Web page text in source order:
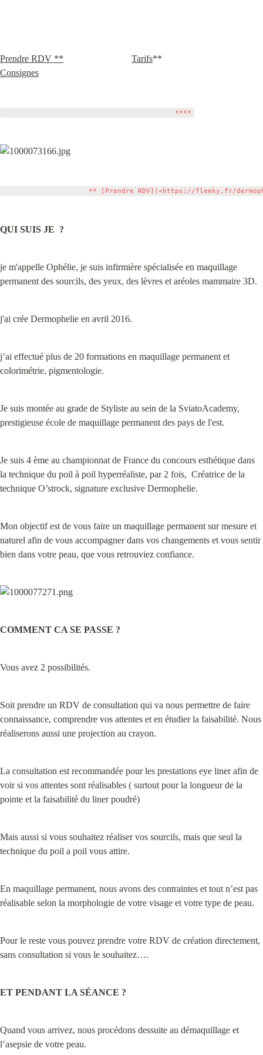
Prendre RDV ** Tarifs
Consignes
QUI SUIS JE  ?
je m'appelle Ophélie, je suis infirmière spécialisée en maquillage
permanent des sourcils, des yeux, des lèvres et aréoles mammaire 3D.
j'ai crée Dermophelie en avril 2016.
j’ai effectué plus de 20 formations en maquillage permanent et
colorimétrie, pigmentologie.
Je suis montée au grade de Styliste au sein de la SviatoAcademy,
prestigieuse école de maquillage permanent des pays de l'est.
Je suis 4 ème au championnat de France du concours esthétique dans
la technique du poil à poil hyperréaliste, par 2 fois,  Créatrice de la
technique O’strock, signature exclusive Dermophelie.
Mon objectif est de vous faire un maquillage permanent sur mesure et
naturel afin de vous accompagner dans vos changements et vous sentir
bien dans votre peau, que vous retrouviez confiance.
COMMENT CA SE PASSE ?
Vous avez 2 possibilités.
Soit prendre un RDV de consultation qui va nous permettre de faire
connaissance, comprendre vos attentes et en étudier la faisabilité. Nous
réaliserons aussi une projection au crayon.
La consultation est recommandée pour les prestations eye liner afin de
voir si vos attentes sont réalisables ( surtout pour la longueur de la
pointe et la faisabilité du liner poudré)
Mais aussi si vous souhaitez réaliser vos sourcils, mais que seul la
technique du poil a poil vous attire.
En maquillage permanent, nous avons des contraintes et tout n’est pas
réalisable selon la morphologie de votre visage et votre type de peau.
Pour le reste vous pouvez prendre votre RDV de création directement,
sans consultation si vous le souhaitez….
ET PENDANT LA SÉANCE ?
Quand vous arrivez, nous procédons dessuite au démaquillage et
l’asepsie de votre peau.